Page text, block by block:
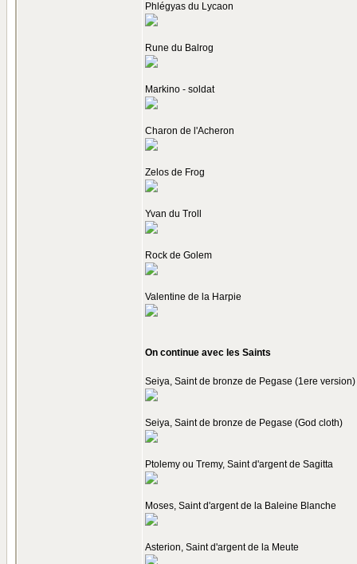
Phlégyas du Lycaon
Rune du Balrog
Markino - soldat
Charon de l'Acheron
Zelos de Frog
Yvan du Troll
Rock de Golem
Valentine de la Harpie
On continue avec les Saints
Seiya, Saint de bronze de Pegase (1ere version)
Seiya, Saint de bronze de Pegase (God cloth)
Ptolemy ou Tremy, Saint d'argent de Sagitta
Moses, Saint d'argent de la Baleine Blanche
Asterion, Saint d'argent de la Meute